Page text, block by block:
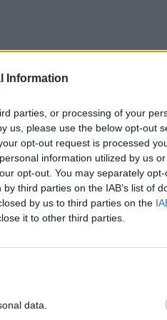
Information
parties, or processing of your
us, please use the below opt-out
opt-out request is processed
information utilized by us
opt-out. You may separately
third parties on the IAB’s list of
by us to third parties on the
it to other third parties.
data.
Interior, localizada
económico e
atrair novos
modelo de
do território”.
mais uma edição da
sendo considerada
e realizada
comércio,
um dos principais